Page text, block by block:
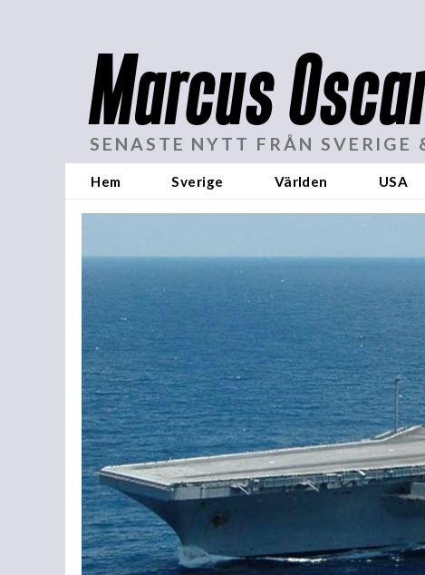
Marcus
SENASTE NYTT FRÅN SVERIGE
Hem Sverige Världen USA